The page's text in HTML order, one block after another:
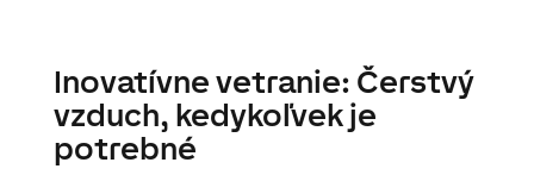
Inovatívne vetranie: Čerstvý
vzduch, kedykoľvek je
potrebné